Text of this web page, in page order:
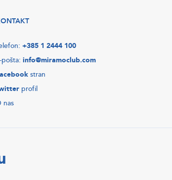
+385 1 2444 100
pošta: info@miramoclub.com
stran
profil
nas